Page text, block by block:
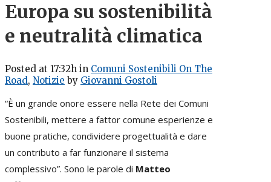
Europa su sostenibilità
e neutralità climatica
Posted at 17:32h in Comuni Sostenibili On The
Road, Notizie by Giovanni Gostoli
“È un grande onore essere nella Rete dei Comuni
Sostenibili, mettere a fattor comune esperienze e
buone pratiche, condividere progettualità e dare
un contributo a far funzionare il sistema
complessivo”. Sono le parole di Matteo